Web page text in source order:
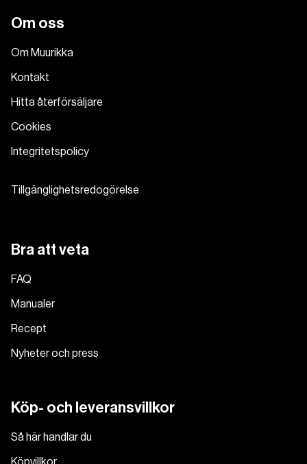
Om oss
Om Muurikka
Kontakt
Hitta återförsäljare
Cookies
Integritetspolicy
Tillgänglighetsredogörelse
Bra att veta
FAQ
Manualer
Recept
Nyheter och press
Köp- och leveransvillkor
Så här handlar du
Köpvillkor